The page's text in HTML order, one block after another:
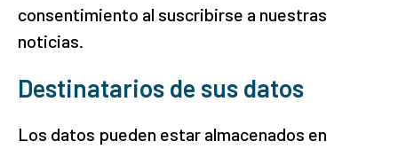
consentimiento al suscribirse a nuestras
noticias.
Destinatarios de sus datos
Los datos pueden estar almacenados en